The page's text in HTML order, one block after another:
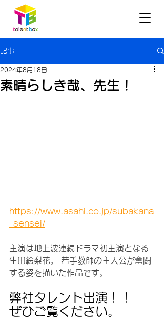
記事
素晴らしき哉、先生！
2024年8月18日
https://www.asahi.co.jp/subakana
_sensei/
主演は地上波連続ドラマ初主演となる
生田絵梨花。 若手教師の主人公が奮闘
する姿を描いた作品です。
弊社タレント出演！！
ぜひご覧ください。